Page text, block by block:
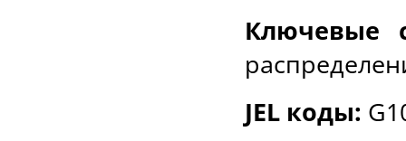
Ключевые
JEL коды: G